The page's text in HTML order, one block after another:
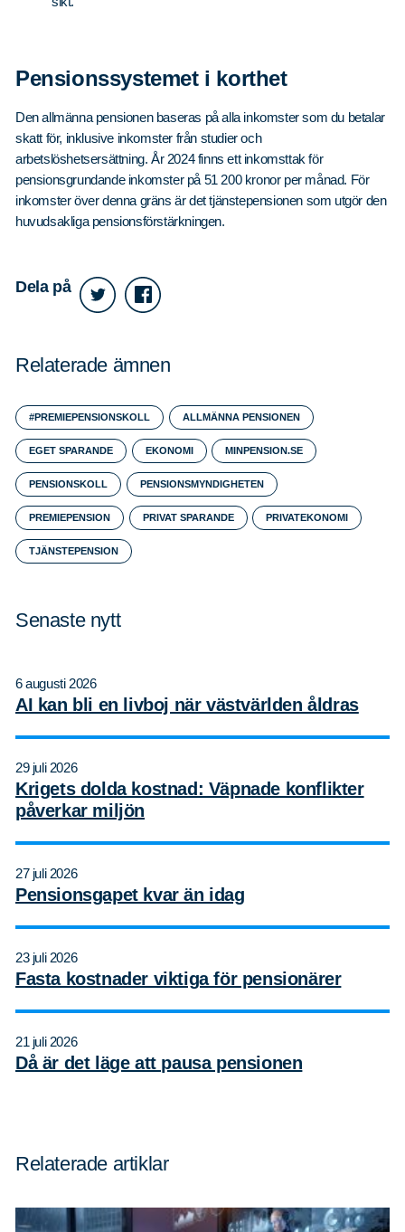
Pensionssystemet i korthet
Den allmänna pensionen baseras på alla inkomster som du betalar
skatt för, inklusive inkomster från studier och
arbetslöshetsersättning. År 2024 finns ett inkomsttak för
pensionsgrundande inkomster på 51 200 kronor per månad. För
inkomster över denna gräns är det tjänstepensionen som utgör den
huvudsakliga pensionsförstärkningen.
Dela på
Relaterade ämnen
#PREMIEPENSIONSKOLL ALLMÄNNA PENSIONEN
EGET SPARANDE EKONOMI MINPENSION.SE
PENSIONSKOLL PENSIONSMYNDIGHETEN
PREMIEPENSION PRIVAT SPARANDE PRIVATEKONOMI
TJÄNSTEPENSION
Senaste nytt
6 augusti 2026
AI kan bli en livboj när västvärlden åldras
29 juli 2026
Krigets dolda kostnad: Väpnade konflikter
påverkar miljön
27 juli 2026
Pensionsgapet kvar än idag
23 juli 2026
Fasta kostnader viktiga för pensionärer
21 juli 2026
Då är det läge att pausa pensionen
Relaterade artiklar
efter: